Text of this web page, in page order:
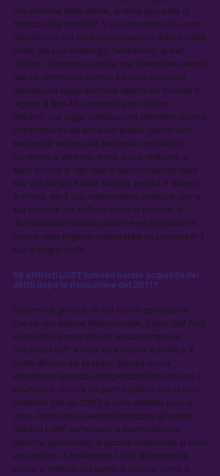
una stazione della polizia, è stata accusata di
“attacco alla moralità”. Il suo processo si è svolto
giovedì con una forte partecipazione della società
civile, dei suoi compagni, femministe, queer,
militanti, ci aspettavamo la sua liberazione perché
non ha commesso crimini. L’hanno accusata
usando una legge arbitraria approvata durante il
regime di Ben Ali e concepita per colpire i
militanti, una legge ambigua che permette diverse
interpretazioni da parte dei giudici. Siamo stati
sorpresi di vedere una sentenza così dura: la
condanna a sei mesi. Rania è una militante, è
stata vittima di ogni tipo di discriminazione nella
sua vita da parte della società, perché è diversa,
è orfana, per il suo orientamento sessuale, per la
sua povertà. Ha sofferto molto di povertà: di
discriminazioni sociali, politiche ed economiche.
Invece della prigione meriterebbe un premio per il
suo impegno civile.
Gli attivisti LGBT tunisini hanno acquisito dei
diritti dopo la rivoluzione del 2011?
Parliamo di giovani, di una nuova generazione
che ha una visione intersezionale, come Saif Aydi,
e tanti altri, impegnati allo stesso tempo nel
militanza LGBT e nella lotta sociale e politica. È
molto diverso dal passato. Questa nuova
esperienza riguarda un’organizzazione che non è
strutturata, non c’è un partito politico ma ci sono
tradizioni che dal 2007 si sono stabilite poco a
poco. Prima non avevamo l’abitudine di vedere
militanti LGBT partecipare a manifestazioni
politiche generaliste, le piccole esperienze si sono
accumulate, il movimento LGBT dà legittimità
anche ai militanti dei partiti di sinistra, come il